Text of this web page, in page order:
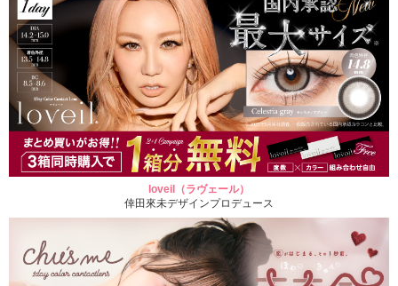
loveil（ラヴェール）
倖田來未デザインプロデュース